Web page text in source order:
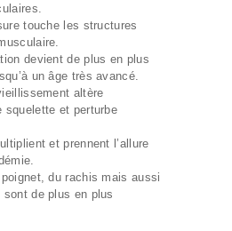
touche les structures
devient de plus en plus
un âge très avancé.
altère
squelette et perturbe
et prennent l’allure
poignet, du rachis mais aussi
de plus en plus